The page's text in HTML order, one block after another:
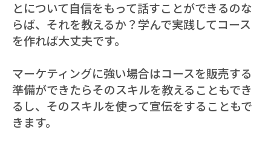
とについて自信をもって話すことができるのな
らば、それを教えるか？学んで実践してコース
を作れば大丈夫です。
マーケティングに強い場合はコースを販売する
準備ができたらそのスキルを教えることもでき
るし、そのスキルを使って宣伝をすることもで
きます。